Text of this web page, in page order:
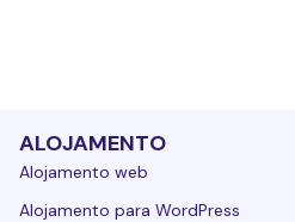
ALOJAMENTO
Alojamento web
Alojamento para WordPress